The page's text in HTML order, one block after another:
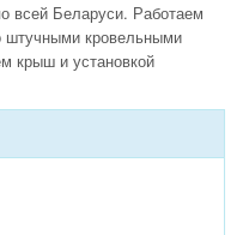
всей Беларуси. Работаем
штучными кровельными
крыш и установкой